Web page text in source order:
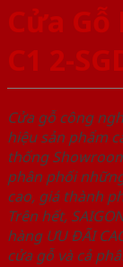
Cửa Gỗ
C1 2-
Cửa gỗ công
hiệu sản phẩm
thống
phân phối
cao, giá thành
Trên hết,
hàng ƯU ĐÃI
cửa gỗ và cả